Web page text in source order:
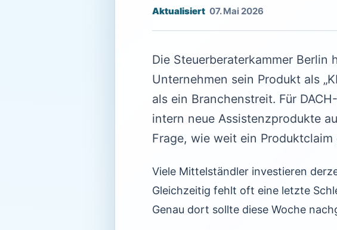
07. Mai 2026
Die Steuerberaterkammer
Unternehmen sein Produkt als
als ein Branchenstreit. Für
intern neue Assistenzprodukte
Frage, wie weit ein
Viele Mittelständler investieren
Gleichzeitig fehlt oft eine letzte
Genau dort sollte diese Woche